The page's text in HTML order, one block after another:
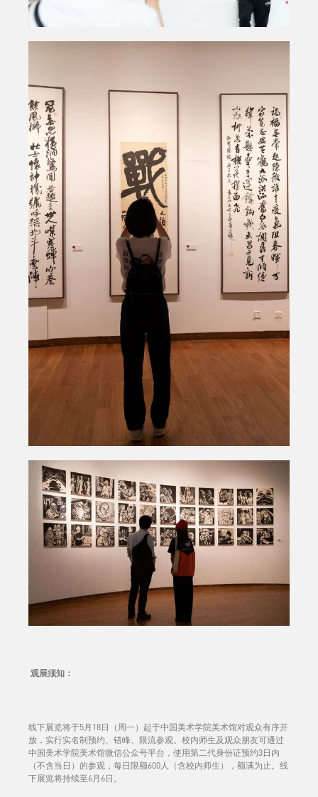
观展须知：
线下展览将于5月18日（周一）起于中国美术学院美术馆对观众有序开
放，实行实名制预约、错峰、限流参观。校内师生及观众朋友可通过
中国美术学院美术馆微信公众号平台，使用第二代身份证预约3日内
（不含当日）的参观，每日限额600人（含校内师生），额满为止。线
下展览将持续至6月6日。